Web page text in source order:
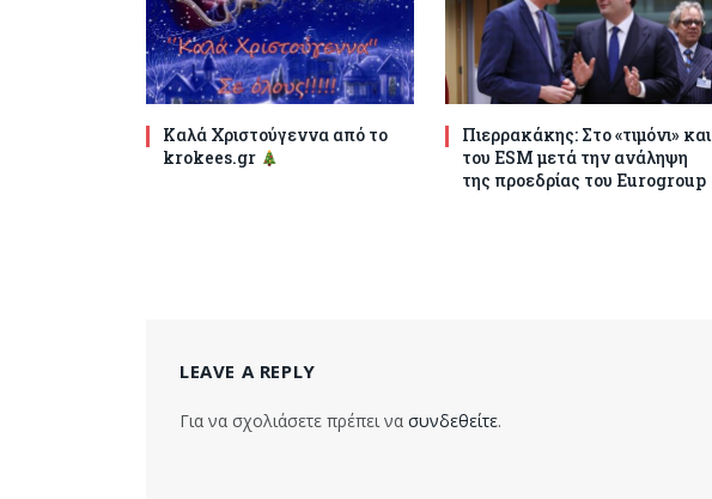
Καλά Χριστούγεννα από το
krokees.gr
Πιερρακάκης: Στο «τιμόνι» και
του ESM μετά την ανάληψη
της προεδρίας του Eurogroup
LEAVE A REPLY
Για να σχολιάσετε πρέπει να συνδεθείτε.